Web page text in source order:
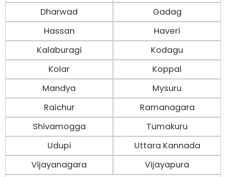
Dharwad
Gadag
Hassan
Haveri
Kalaburagi
Kodagu
Kolar
Koppal
Mandya
Mysuru
Raichur
Ramanagara
Shivamogga
Tumakuru
Udupi
Uttara Kannada
Vijayanagara
Vijayapura